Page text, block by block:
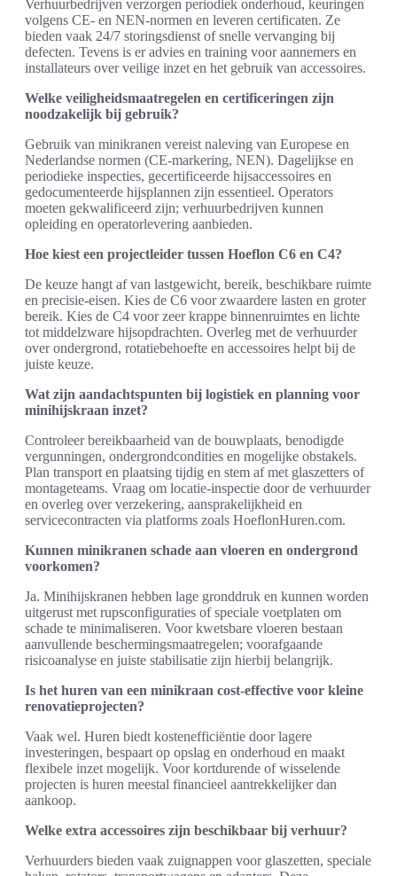
Verhuurbedrijven verzorgen periodiek onderhoud, keuringen
volgens CE- en NEN-normen en leveren certificaten. Ze
bieden vaak 24/7 storingsdienst of snelle vervanging bij
defecten. Tevens is er advies en training voor aannemers en
installateurs over veilige inzet en het gebruik van accessoires.
Welke veiligheidsmaatregelen en certificeringen zijn
noodzakelijk bij gebruik?
Gebruik van minikranen vereist naleving van Europese en
Nederlandse normen (CE-markering, NEN). Dagelijkse en
periodieke inspecties, gecertificeerde hijsaccessoires en
gedocumenteerde hijsplannen zijn essentieel. Operators
moeten gekwalificeerd zijn; verhuurbedrijven kunnen
opleiding en operatorlevering aanbieden.
Hoe kiest een projectleider tussen Hoeflon C6 en C4?
De keuze hangt af van lastgewicht, bereik, beschikbare ruimte
en precisie-eisen. Kies de C6 voor zwaardere lasten en groter
bereik. Kies de C4 voor zeer krappe binnenruimtes en lichte
tot middelzware hijsopdrachten. Overleg met de verhuurder
over ondergrond, rotatiebehoefte en accessoires helpt bij de
juiste keuze.
Wat zijn aandachtspunten bij logistiek en planning voor
minihijskraan inzet?
Controleer bereikbaarheid van de bouwplaats, benodigde
vergunningen, ondergrondcondities en mogelijke obstakels.
Plan transport en plaatsing tijdig en stem af met glaszetters of
montageteams. Vraag om locatie-inspectie door de verhuurder
en overleg over verzekering, aansprakelijkheid en
servicecontracten via platforms zoals HoeflonHuren.com.
Kunnen minikranen schade aan vloeren en ondergrond
voorkomen?
Ja. Minihijskranen hebben lage gronddruk en kunnen worden
uitgerust met rupsconfiguraties of speciale voetplaten om
schade te minimaliseren. Voor kwetsbare vloeren bestaan
aanvullende beschermingsmaatregelen; voorafgaande
risicoanalyse en juiste stabilisatie zijn hierbij belangrijk.
Is het huren van een minikraan cost-effective voor kleine
renovatieprojecten?
Vaak wel. Huren biedt kostenefficiëntie door lagere
investeringen, bespaart op opslag en onderhoud en maakt
flexibele inzet mogelijk. Voor kortdurende of wisselende
projecten is huren meestal financieel aantrekkelijker dan
aankoop.
Welke extra accessoires zijn beschikbaar bij verhuur?
Verhuurders bieden vaak zuignappen voor glaszetten, speciale